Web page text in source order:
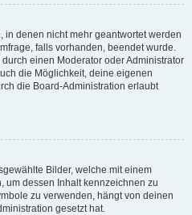
in denen nicht mehr geantwortet werden
falls vorhanden, beendet wurde.
einen Moderator oder Administrator
die Möglichkeit, deine eigenen
die Board-Administration erlaubt
Bilder, welche mit einem
um dessen Inhalt kennzeichnen zu
zu verwenden, hängt von deinen
gesetzt hat.